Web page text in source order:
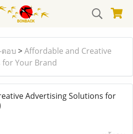
อบ >Affordable and Creative
Your Brand
Advertising Solutions for